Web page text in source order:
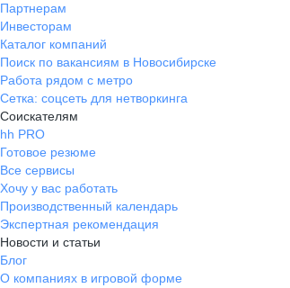
Партнерам
Инвесторам
Каталог компаний
Поиск по вакансиям в Новосибирске
Работа рядом с метро
Сетка: соцсеть для нетворкинга
Соискателям
hh PRO
Готовое резюме
Все сервисы
Хочу у вас работать
Производственный календарь
Экспертная рекомендация
Новости и статьи
Блог
О компаниях в игровой форме